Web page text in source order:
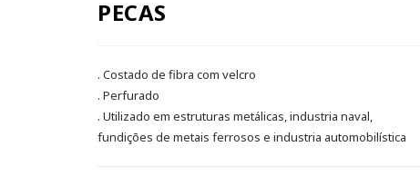
PECAS
. Costado de fibra com velcro
. Perfurado
. Utilizado em estruturas metálicas, industria naval,
fundições de metais ferrosos e industria automobilística